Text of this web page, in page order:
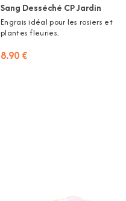
Sang Desséché CP Jardin
Engrais idéal pour les rosiers et
plantes fleuries.
8.90 €